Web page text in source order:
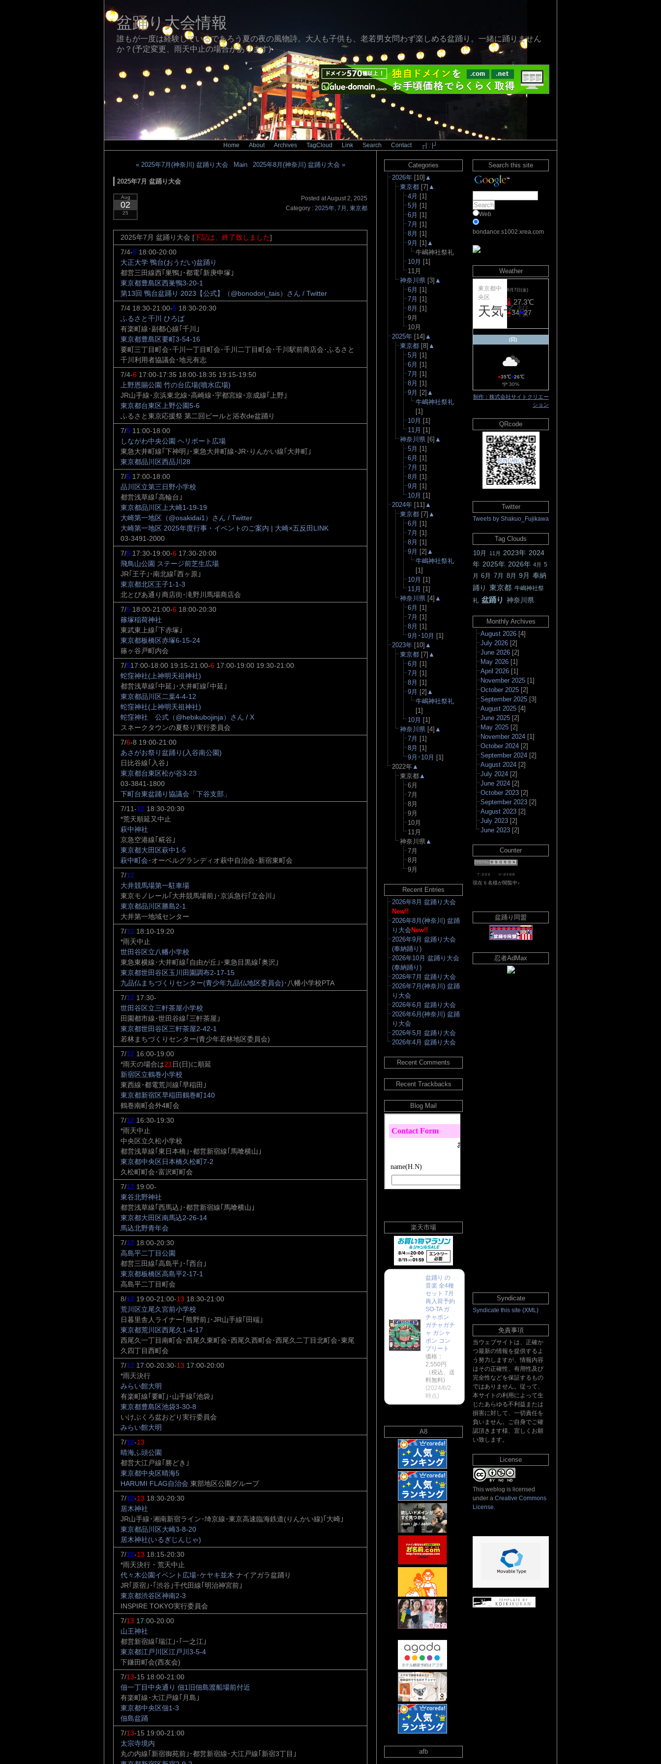
盆踊り大会情報
誰もが一度は経験しているであろう夏の夜の風物詩。大人も子供も、老若男女問わず楽しめる盆踊り。一緒に踊りません
か？(予定変更、雨天中止の場合があります)
Home About Archives TagCloud Link Search Contact ┌|∵|┘
« 2025年7月(神奈川) 盆踊り大会 Main| 2025年8月(神奈川) 盆踊り大会 »
2025年7月 盆踊り大会
Aug
02
25
Posted at August 2, 2025
Category : 2025年, 7月 , 東京都
2025年7月 盆踊り大会 [下記は、終了致しました]
7/4-5 18:00-20:00
大正大学 鴨台(おうだい)盆踊り
都営三田線西｢巣鴨｣･都電｢新庚申塚｣
東京都豊島区西巣鴨3-20-1
第13回 鴨台盆踊り 2023【公式】（@bonodori_tais）さん / Twitter
7/4 18:30-21:00-5 18:30-20:30
ふるさと千川 ひろば
有楽町線･副都心線｢千川｣
東京都豊島区要町3-54-16
要町三丁目町会･千川一丁目町会･千川二丁目町会･千川駅前商店会･ふるさと
千川利用者協議会･地元有志
7/4-6 17:00-17:35 18:00-18:35 19:15-19:50
上野恩賜公園 竹の台広場(噴水広場)
JR山手線･京浜東北線･高崎線･宇都宮線･京成線｢上野｣
東京都台東区上野公園5-6
ふるさと東京応援祭 第二回ビールと浴衣de盆踊り
7/5 11:00-18:00
しながわ中央公園 ヘリポート広場
東急大井町線｢下神明｣･東急大井町線･JR･りんかい線｢大井町｣
東京都品川区西品川28
7/5 17:00-18:00
品川区立第三日野小学校
都営浅草線｢高輪台｣
東京都品川区上大崎1-19-19
大崎第一地区（@osakidai1）さん / Twitter
大崎第一地区 2025年度行事・イベントのご案内 | 大崎×五反田LINK
03-3491-2000
7/5 17:30-19:00-6 17:30-20:00
飛鳥山公園 ステージ前芝生広場
JR｢王子｣･南北線｢西ヶ原｣
東京都北区王子1-1-3
北とぴあ通り商店街･滝野川馬場商店会
7/5 18:00-21:00-6 18:00-20:30
篠塚稲荷神社
東武東上線｢下赤塚｣
東京都板橋区赤塚6-15-24
篠ヶ谷戸町内会
7/517:00-18:00 19:15-21:00-6 17:00-19:00 19:30-21:00
蛇窪神社(上神明天祖神社)
都営浅草線｢中延｣･大井町線｢中延｣
東京都品川区二葉4-4-12
蛇窪神社(上神明天祖神社)
蛇窪神社 公式（@hebikubojinja）さん / X
スネークタウンの夏祭り実行委員会
7/6-8 19:00-21:00
あさがお祭り盆踊り(入谷南公園)
日比谷線｢入谷｣
東京都台東区松が谷3-23
03-3841-1800
下町台東盆踊り協議会「下谷支部」
7/11-12 18:30-20:30
*荒天順延又中止
萩中神社
京急空港線｢糀谷｣
東京都大田区萩中1-5
萩中町会･オーベルグランディオ萩中自治会･新宿東町会
7/12
大井競馬場第一駐車場
東京モノレール｢大井競馬場前｣･京浜急行｢立会川｣
東京都品川区勝島2-1
大井第一地域センター
7/12 18:10-19:20
*雨天中止
世田谷区立八幡小学校
東急東横線･大井町線｢自由が丘｣･東急目黒線｢奥沢｣
東京都世田谷区玉川田園調布2-17-15
九品仏まちづくりセンター(青少年九品仏地区委員会)･八幡小学校PTA
7/12 17:30-
世田谷区立三軒茶屋小学校
田園都市線･世田谷線｢三軒茶屋｣
東京都世田谷区三軒茶屋2-42-1
若林まちづくりセンター(青少年若林地区委員会)
7/12 16:00-19:00
*雨天の場合は21 日(日)に順延
新宿区立鶴巻小学校
東西線･都電荒川線｢早稲田｣
東京都新宿区早稲田鶴巻町140
鶴巻南町会外4町会
7/12 16:30-19:30
*雨天中止
中央区立久松小学校
都営浅草線｢東日本橋｣･都営新宿線｢馬喰横山｣
東京都中央区日本橋久松町7-2
久松町町会･富沢町町会
7/12 19:00-
東谷北野神社
都営浅草線｢西馬込｣･都営新宿線｢馬喰横山｣
東京都大田区南馬込2-26-14
馬込北野青年会
7/12 18:00-20:30
高島平二丁目公園
都営三田線｢高島平｣･｢西台｣
東京都板橋区高島平2-17-1
高島平二丁目町会
8/12 19:00-21:00-13 18:30-21:00
荒川区立尾久宮前小学校
日暮里舎人ライナー｢熊野前｣･JR山手線｢田端｣
東京都荒川区西尾久1-4-17
西尾久一丁目南町会･西尾久東町会･西尾久西町会･西尾久二丁目北町会･東尾
久四丁目西町会
7/12 17:00-20:30-13 17:00-20:00
*雨天決行
みらい館大明
有楽町線｢要町｣･山手線｢池袋｣
東京都豊島区池袋3-30-8
いけぶくろ盆おどり実行委員会
みらい館大明
7/12-13
晴海ふ頭公園
都営大江戸線｢勝どき｣
東京都中央区晴海5
HARUMI FLAG自治会 東部地区公園グループ
7/12-13 18:30-20:30
居木神社
JR山手線･湘南新宿ライン･埼京線･東京高速臨海鉄道(りんかい線)｢大崎｣
東京都品川区大崎3-8-20
居木神社(いるぎじんじゃ)
7/12-13 18:15-20:30
*雨天決行・荒天中止
代々木公園イベント広場･ケヤキ並木 ナイアガラ盆踊り
JR｢原宿｣･｢渋谷｣千代田線｢明治神宮前｣
東京都渋谷区神南2-3
INSPIRE TOKYO実行委員会
7/13 17:00-20:00
山王神社
都営新宿線｢瑞江｣･｢一之江｣
東京都江戸川区江戸川3-5-4
下鎌田町会(西友会)
7/13-15 18:00-21:00
佃一丁目中央通り 佃1旧佃島渡船場前付近
有楽町線･大江戸線｢月島｣
東京都中央区佃1-3
佃島盆踊
7/13-15 19:00-21:00
太宗寺境内
丸の内線｢新宿御苑前｣･都営新宿線･大江戸線｢新宿3丁目｣
Categories
2026年 [10] ▲
東京都 [7] ▲
4月 [1]
5月 [1]
6月 [1]
7月 [1]
8月 [1]
9月 [1] ▲
牛嶋神社祭礼
10月 [1]
11月
神奈川県 [3] ▲
6月 [1]
7月 [1]
8月 [1]
9月
10月
2025年 [14] ▲
東京都 [8] ▲
5月 [1]
6月 [1]
7月 [1]
8月 [1]
9月 [2] ▲
牛嶋神社祭礼
[1]
10月 [1]
11月 [1]
神奈川県 [6] ▲
5月 [1]
6月 [1]
7月 [1]
8月 [1]
9月 [1]
10月 [1]
2024年 [11] ▲
東京都 [7] ▲
6月 [1]
7月 [1]
8月 [1]
9月 [2] ▲
牛嶋神社祭礼
[1]
10月 [1]
11月 [1]
神奈川県 [4] ▲
6月 [1]
7月 [1]
8月 [1]
9月･10月 [1]
2023年 [10] ▲
東京都 [7] ▲
6月 [1]
7月 [1]
8月 [1]
9月 [2] ▲
牛嶋神社祭礼
[1]
10月 [1]
神奈川県 [4] ▲
7月 [1]
8月 [1]
9月･10月 [1]
2022年▲
東京都▲
6月
7月
8月
9月
10月
11月
神奈川県▲
7月
8月
9月
Recent Entries
2026年8月 盆踊り大会
New!!
2026年8月(神奈川) 盆踊
り大会 New!!
2026年9月 盆踊り大会
(奉納踊り)
2026年10月 盆踊り大会
(奉納踊り)
2026年7月 盆踊り大会
2026年7月(神奈川) 盆踊
り大会
2026年6月 盆踊り大会
2026年6月(神奈川) 盆踊
り大会
2026年5月 盆踊り大会
2026年4月 盆踊り大会
Recent Comments
Recent Trackbacks
Blog Mail
楽天市場
盆踊り の
音楽 全4種
セット 7月
再入荷予約
SO-TA ガ
チャポン
ガチャガチ
ャ ガシャ
ポン コン
プリート
価格：
2,550円
（税込、送
料無料)
(2024/6/2
時点)
A8
afb
Search this site
Web
bondance.s1002.xrea.com
Weather
東京都中
央区
天気予報
8月7日(金)
27.3℃
34 27
(日)
35℃ 26℃
30%
制作：株式会社サイトクリエー
ション
QRcode
Twitter
Tweets by Shakuo_Fujikawa
Tag Clouds
10月
11月 2023年 2024
年 2025年 2026年 4月
5
月
6月 7月 8月 9月 奉納
踊り 東京都 牛嶋神社祭
礼 盆踊り 神奈川県
Monthly Archives
August 2026 [4]
July 2026 [2]
June 2026 [2]
May 2026 [1]
April 2026 [1]
November 2025 [1]
October 2025 [2]
September 2025 [3]
August 2025 [4]
June 2025 [2]
May 2025 [2]
November 2024 [1]
October 2024 [2]
September 2024 [2]
August 2024 [2]
July 2024 [2]
June 2024 [2]
October 2023 [2]
September 2023 [2]
August 2023 [2]
July 2023 [2]
June 2023 [2]
Counter
盆踊り同盟
忍者AdMax
Syndicate
Syndicate this site (XML)
免責事項
当ウェブサイトは、正確か
つ最新の情報を提供するよ
う努力しますが、情報内容
はその正確性、有用性及び
完全性などを保証するもの
ではありません。従って、
本サイトの利用によって生
じたあらゆる不利益または
損害に対して、一切責任を
負いません。ご自身でご確
認頂きます様、宜しくお願
い致します。
License
This weblog is licensed
under a Creative Commons
License.